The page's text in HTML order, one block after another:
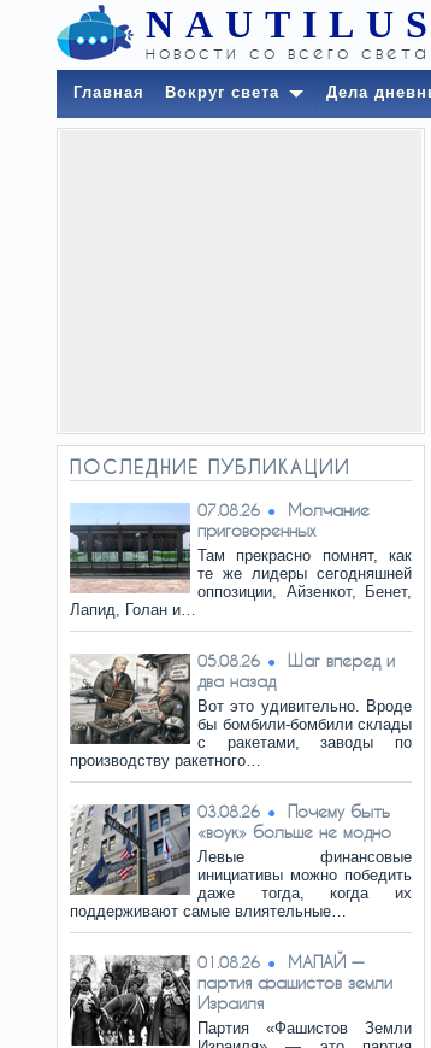
NAUTILUS
новости со всего света
Главная Вокруг света Дела
ПОСЛЕДНИЕ ПУБЛИКАЦИИ
07.08.26
Молчание
приговоренных
Там прекрасно помнят, как
те же лидеры сегодняшней
оппозиции, Айзенкот, Бенет,
Лапид, Голан и…
05.08.26
Шаг вперед и
два назад
Вот это удивительно. Вроде
бы бомбили-бомбили склады
с ракетами, заводы по
производству ракетного…
03.08.26
Почему быть
«воук» больше не модно
Левые финансовые
инициативы можно победить
даже тогда, когда их
поддерживают самые влиятельные…
01.08.26
МАПАЙ —
партия фашистов земли
Израиля
Партия «Фашистов Земли